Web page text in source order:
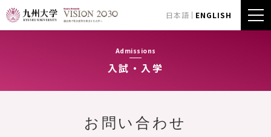
日本語 ENGLISH
Admissions
入試・入学
お問い合わせ